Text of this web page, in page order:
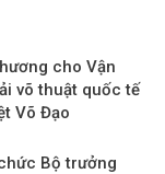
cho Vận
võ thuật quốc tế
Võ Đạo
Bộ trưởng